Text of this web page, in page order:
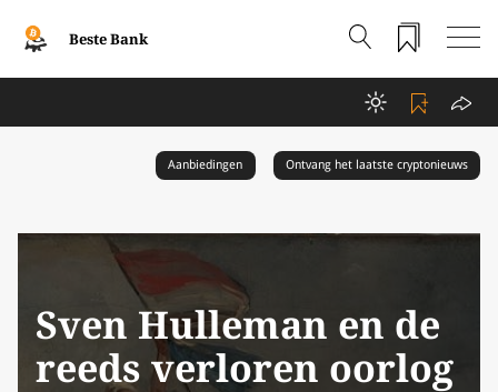
Beste Bank
Aanbiedingen Ontvang het laatste cryptonieuws
Sven Hulleman en de
reeds verloren oorlog